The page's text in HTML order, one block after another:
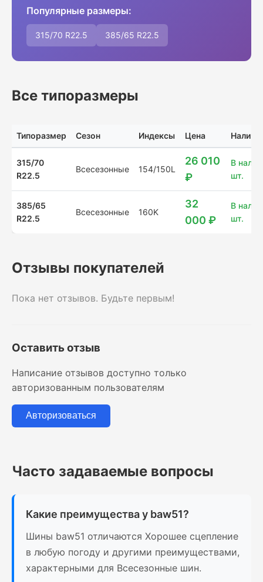
Популярные размеры:
315/70 R22.5 385/65 R22.5
Все типоразмеры
Типоразмер Сезон Индексы Цена
315/70
R22.5
Всесезонные 154/150L
26 010
₽
В
шт.
385/65
R22.5
Всесезонные 160K
32
000 ₽
В
шт.
Отзывы покупателей
Пока нет отзывов. Будьте первым!
Оставить отзыв
Написание отзывов доступно только
авторизованным пользователям
Авторизоваться
Часто задаваемые вопросы
Какие преимущества у baw51?
Шины baw51 отличаются Хорошее сцепление
в любую погоду и другими преимуществами,
характерными для Всесезонные шин.